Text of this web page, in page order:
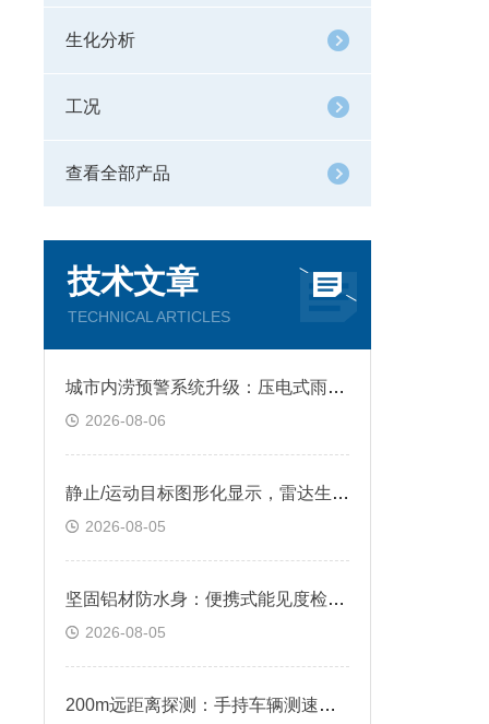
生化分析
工况
查看全部产品
技术文章
TECHNICAL ARTICLES
城市内涝预警系统升级：压电式雨量传感器宽量程0-4mm/min，暴雨监测不溢出
2026-08-06
静止/运动目标图形化显示，雷达生命探测仪助力救援人员快速判别生命状态
2026-08-05
坚固铝材防水身：便携式能见度检测仪防尘防撞性能优异，无惧野外复杂环境
2026-08-05
200m远距离探测：手持车辆测速仪提前锁定目标车辆，预留充足反应时间